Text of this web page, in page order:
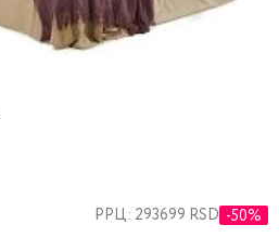
РРЦ: 293699 RSD -50%